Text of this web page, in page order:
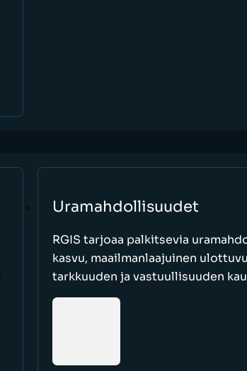
Uramahdollisuudet
RGIS tarjoaa palkitsevia
kasvu, maailmanlaajuinen
tarkkuuden ja vastuullisuuden